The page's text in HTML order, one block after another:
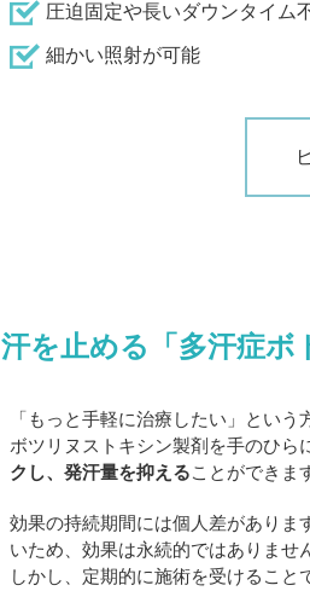
圧迫固定や長いダウンタイム
細かい照射が可能
汗を止める「多汗症ボ
「もっと手軽に治療したい」とい
ボツリヌストキシン製剤を手のひら
クし、発汗量を抑えることができま
効果の持続期間には個人差がありま
いため、効果は永続的ではありませ
しかし、定期的に施術を受けるこ